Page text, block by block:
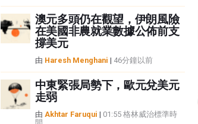
澳元多頭仍在觀望，伊朗風險
在美國非農就業數據公佈前支
撐美元
由 Haresh Menghani | 46分鐘以前
中東緊張局勢下，歐元兌美元
走弱
由 Akhtar Faruqui | 01:55 格林威治標準時